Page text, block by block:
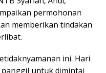
permohonan
memberikan tindakan
ini. Hari
untuk dimintai